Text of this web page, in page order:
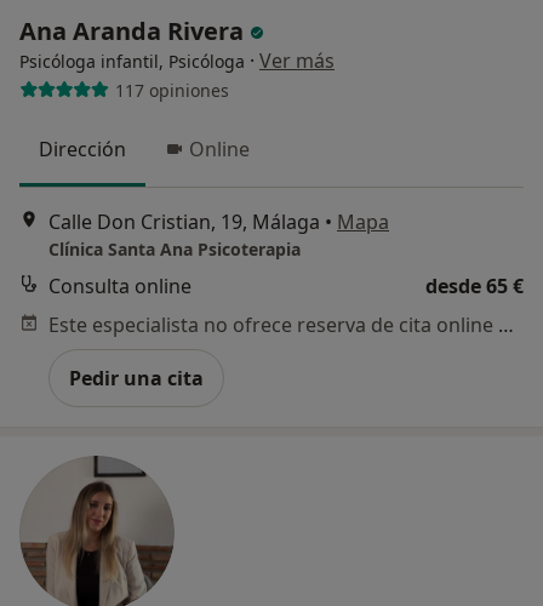
Ana Aranda Rivera
Psicóloga infantil, Psicóloga · Ver más
117 opiniones
Dirección Online
Calle Don Cristian, 19, Málaga • Mapa
Clínica Santa Ana Psicoterapia
Consulta online
desde 65 €
Este especialista no ofrece reserva de cita online en esta dirección.
Pedir una cita